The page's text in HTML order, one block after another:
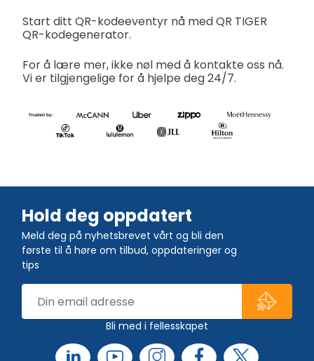
Start ditt QR-kodeeventyr nå med QR TIGER
QR-kodegenerator.
For å lære mer, ikke nøl med å kontakte oss nå.
Vi er tilgjengelige for å hjelpe deg 24/7.
Hold deg oppdatert
Meld deg på nyhetsbrevet vårt og bli den
første til å høre om tilbud, oppdateringer og
tips
Bli med i fellesskapet